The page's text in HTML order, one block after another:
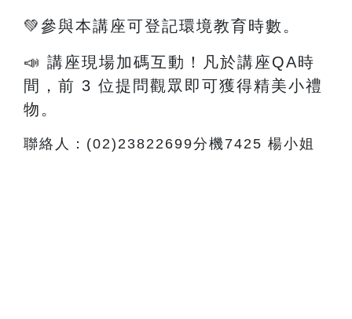
💚參與本講座可登記環境教育時數。
📣 講座現場加碼互動！凡於講座QA時
間，前 3 位提問觀眾即可獲得精美小禮
物。
聯絡人：(02)23822699分機7425 楊小姐